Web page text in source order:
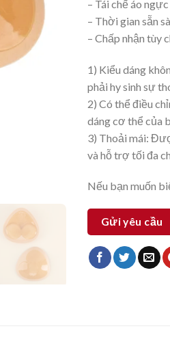
– Tái chế áo ngực
– Thời gian sẵn
– Chấp nhận tùy
1) Kiểu dáng
phải hy sinh sự
2) Có thể điều
dáng cơ thể của
3) Thoải mái:
và hỗ trợ tối đa
Nếu bạn muốn
Gửi yêu cầu